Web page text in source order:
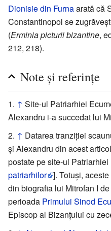
Dionisie din Furnaarată că
Constantinopol se
(Erminia picturii bizantine,
212, 218).
Note și referințe
↑ Site-ul Patriarhiei
Alexandru i-a succedat lui
↑ Datarea tranziției
și Alexandru din acest
postate pe site-ul
patriarhilor ]. Totuși,
din biografia lui Mitrofan I
perioada Primului Sinod
Episcop al Bizanțului cu